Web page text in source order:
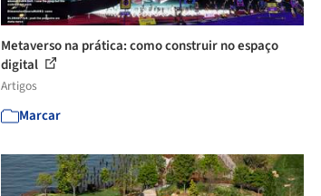
Metaverso na prática: como construir no espaço
digital
Artigos
Marcar